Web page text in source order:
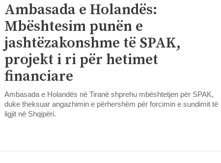
Ambasada e Holandës:
Mbështesim punën e
jashtëzakonshme të SPAK,
projekt i ri për hetimet
financiare
Ambasada e Holandës në Tiranë shprehu mbështetjen për SPAK,
duke theksuar angazhimin e përhershëm për forcimin e sundimit të
ligjit në Shqipëri.